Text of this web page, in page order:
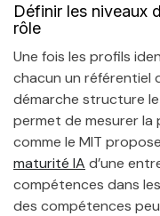
Définir les niveaux
rôle
Une fois les profils
chacun un référentiel
démarche structure
permet de mesurer la
comme le MIT
maturité IA d’une
compétences dans
des compétences